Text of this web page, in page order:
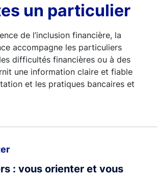
un particulier
de l’inclusion financière, la
accompagne les particuliers
difficultés financières ou à des
une information claire et fiable
et les pratiques bancaires et
: vous orienter et vous